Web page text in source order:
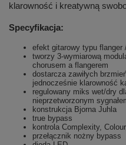
klarowność i kreatywną
Specyfikacja:
efekt gitarowy typu flanger
tworzy 3-wymiarową
chorusem a flangerem
dostarcza zawiłych
jednocześnie klarowność
regulowany miks wet/dry
nieprzetworzonym
konstrukcja Bjorna Juhla
true bypass
kontrola Complexity,
przełącznik nożny bypass